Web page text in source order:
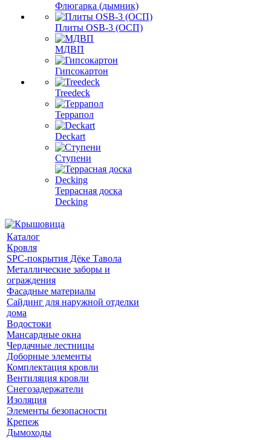
Флюгарка (дымник)
Плиты OSB-3 (ОСП)
МДВП
Гипсокартон
Treedeck
Террапол
Deckart
Ступени
Террасная доска
Decking
Каталог
Кровля
SPC-покрытия Дёке Тавола
Металлические заборы и
ограждения
Фасадные материалы
Сайдинг для наружной отделки
дома
Водостоки
Мансардные окна
Чердачные лестницы
Доборные элементы
Комплектация кровли
Вентиляция кровли
Снегозадержатели
Изоляция
Элементы безопасности
Крепеж
Дымоходы